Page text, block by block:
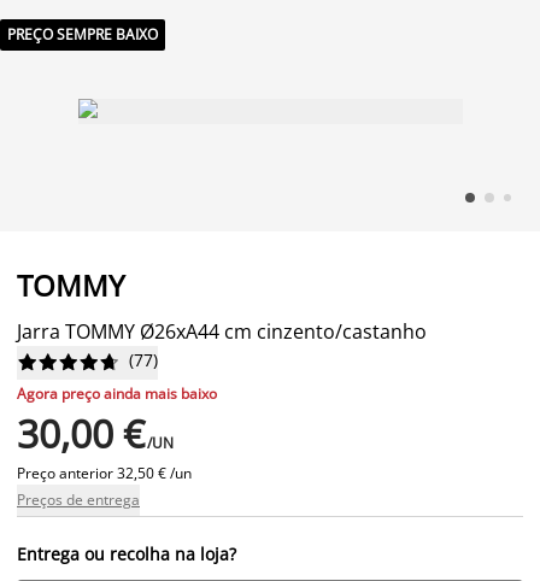
PREÇO SEMPRE BAIXO
TOMMY
Jarra TOMMY Ø26xA44 cm cinzento/castanho





 (77)
Agora preço ainda mais baixo
30,00 €/UN
Preço anterior32,50 € /un
Preços de entrega
Entrega ou recolha na loja?